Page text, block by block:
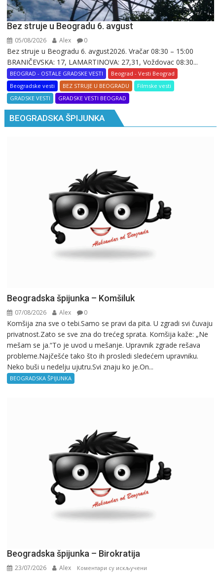
Bez struje u Beogradu 6. avgust
05/08/2026 Alex 0
Bez struje u Beogradu 6. avgust2026. Vračar 08:30 – 15:00
BRANIČEVSKA: 17, LAMARTINOVA: 27,31, Voždovac 08:30...
BEOGRAD - OSTALE GRADSKE VESTI
Beograd - Vesti Beograd
Beogradske vesti
BEZ STRUJE U BEOGRADU
Filmske vesti
GRADSKE VESTI
GRADSKE VESTI BEOGRAD
BEOGRADSKA ŠPIJUNKA
Beogradska špijunka – Komšiluk
07/08/2026 Alex 0
Komšija zna sve o tebi.Samo se pravi da pita. U zgradi svi čuvaju
privatnost.Zato se sve zna do trećeg sprata. Komšija kaže: „Ne
mešam se ja.“To je uvod u mešanje. Upravnik zgrade rešava
probleme.Najčešće tako što ih prosledi sledećem upravniku.
Neko buši u nedelju ujutru.Svi znaju ko je.On...
BEOGRADSKA ŠPIJUNKA
Beogradska špijunka – Birokratija
23/07/2026 Alex Коментари су искључени